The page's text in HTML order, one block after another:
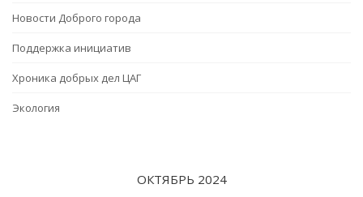
Новости Доброго города
Поддержка инициатив
Хроника добрых дел ЦАГ
Экология
ОКТЯБРЬ 2024